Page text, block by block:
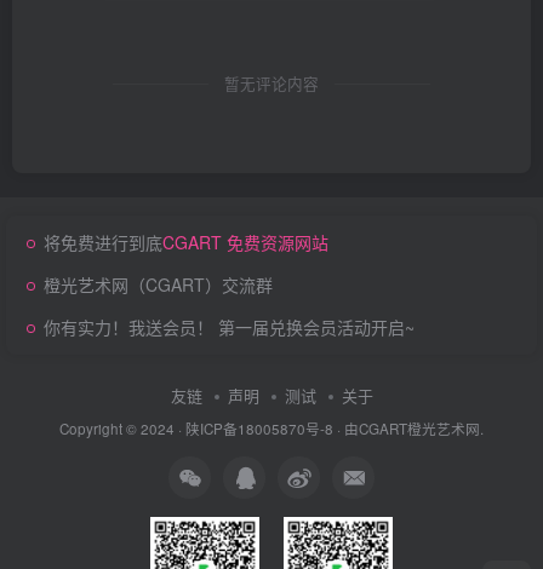
暂无评论内容
将免费进行到底CGART 免费资源网站
橙光艺术网（CGART）交流群
你有实力！我送会员！ 第一届兑换会员活动开启~
友链 声明 测试 关于
Copyright © 2024 · 陕ICP备18005870号-8 · 由CGART橙光艺术网.